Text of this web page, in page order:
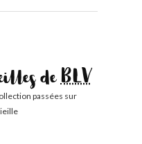
deBLV
passées sur